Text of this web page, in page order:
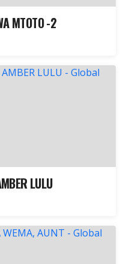
MTOTO -2
LULU